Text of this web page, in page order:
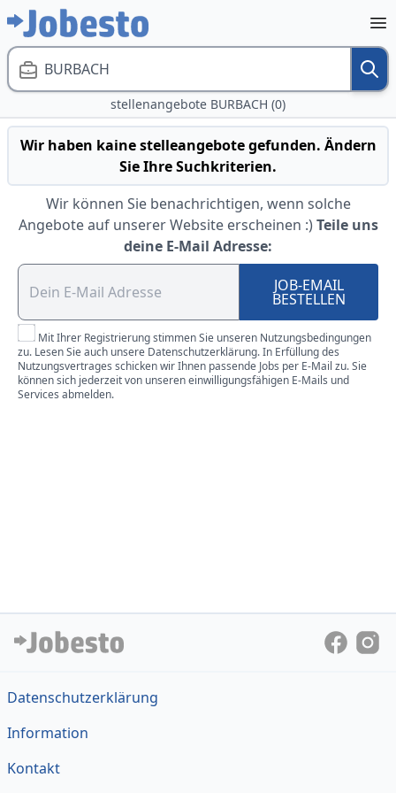
BURBACH
stellenangebote BURBACH (0)
Wir haben kaine stelleangebote gefunden. Ändern
Sie Ihre Suchkriterien.
Wir können Sie benachrichtigen, wenn solche
Angebote auf unserer Website erscheinen :) Teile uns
deine E-Mail Adresse:
JOB-EMAIL
BESTELLEN
Mit Ihrer Registrierung stimmen Sie unseren Nutzungsbedingungen
zu. Lesen Sie auch unsere Datenschutzerklärung. In Erfüllung des
Nutzungsvertrages schicken wir Ihnen passende Jobs per E-Mail zu. Sie
können sich jederzeit von unseren einwilligungsfähigen E-Mails und
Services abmelden.
Datenschutzerklärung
Information
Kontakt